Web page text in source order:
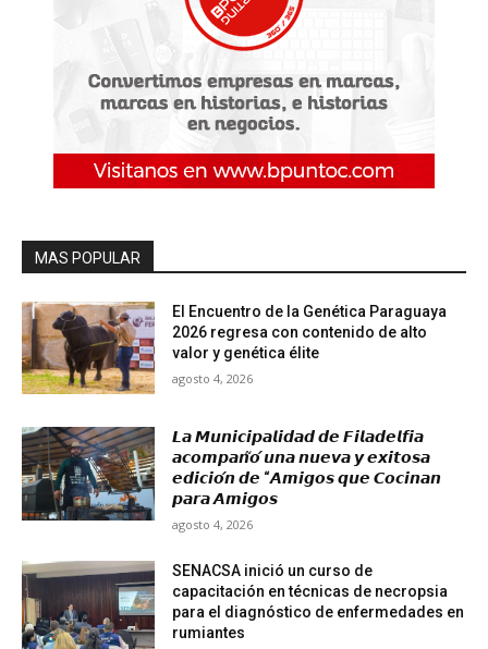
MAS POPULAR
El Encuentro de la Genética Paraguaya
2026 regresa con contenido de alto
valor y genética élite
agosto 4, 2026
𝙇𝙖 𝙈𝙪𝙣𝙞𝙘𝙞𝙥𝙖𝙡𝙞𝙙𝙖𝙙 𝙙𝙚 𝙁𝙞𝙡𝙖𝙙𝙚𝙡𝙛𝙞𝙖
𝙖𝙘𝙤𝙢𝙥𝙖𝙣̃𝙤́ 𝙪𝙣𝙖 𝙣𝙪𝙚𝙫𝙖 𝙮 𝙚𝙭𝙞𝙩𝙤𝙨𝙖
𝙚𝙙𝙞𝙘𝙞𝙤́𝙣 𝙙𝙚 “𝘼𝙢𝙞𝙜𝙤𝙨 𝙦𝙪𝙚 𝘾𝙤𝙘𝙞𝙣𝙖𝙣
𝙥𝙖𝙧𝙖 𝘼𝙢𝙞𝙜𝙤𝙨
agosto 4, 2026
SENACSA inició un curso de
capacitación en técnicas de necropsia
para el diagnóstico de enfermedades en
rumiantes